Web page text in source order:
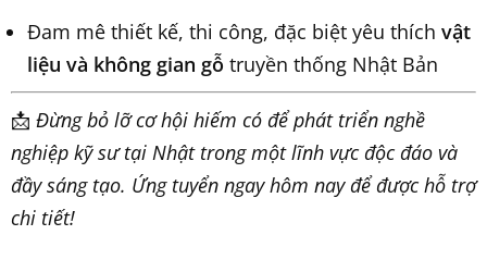
Đam mê thiết kế, thi công, đặc biệt yêu thích vật
liệu và không gian gỗ truyền thống Nhật Bản
📩 Đừng bỏ lỡ cơ hội hiếm có để phát triển nghề
nghiệp kỹ sư tại Nhật trong một lĩnh vực độc đáo và
đầy sáng tạo. Ứng tuyển ngay hôm nay để được hỗ trợ
chi tiết!